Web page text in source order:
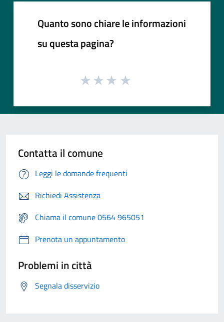
Quanto sono chiare le informazioni
su questa pagina?
Contatta il comune
Leggi le domande frequenti
Richiedi Assistenza
Chiama il comune 0564 965051
Prenota un appuntamento
Problemi in città
Segnala disservizio